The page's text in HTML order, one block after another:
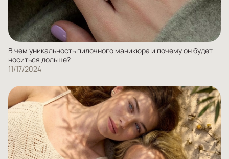
В чем уникальность пилочного маникюра и почему он будет
носиться дольше?
11/17/2024